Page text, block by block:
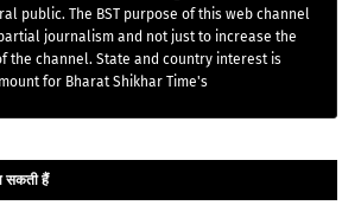
public. The BST purpose of this web channel
journalism and not just to increase the
the channel. State and country interest is
for Bharat Shikhar Time's
सकती हैं